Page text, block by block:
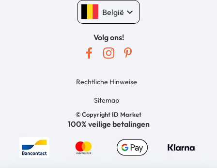
België keyboard_arrow_down
Volg ons!
© Copyright ID Market
Rechtliche Hinweise
Sitemap
100% veilige betalingen